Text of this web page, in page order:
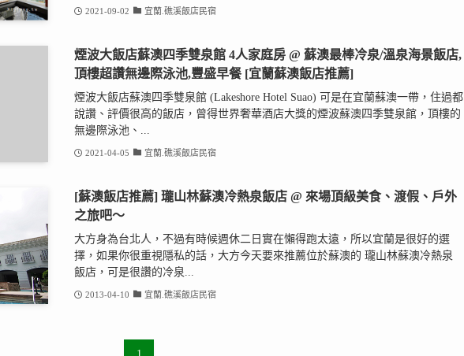
2021-09-02 宜蘭.礁溪飯店民宿
煙波大飯店蘇澳四季雙泉館 4人家庭房 @ 蘇澳最棒冷泉/溫泉海景飯店,
頂樓超讚無邊際泳池,豐盛早餐 [宜蘭蘇澳飯店推薦]
煙波大飯店蘇澳四季雙泉館 (Lakeshore Hotel Suao) 可是在宜蘭蘇澳一帶，住過都
說讚、評價很高的飯店，曾得世界奢華酒店大獎的煙波蘇澳四季雙泉館，頂樓的
無邊際泳池、...
2021-04-05 宜蘭.礁溪飯店民宿
[蘇澳飯店推薦] 瓏山林蘇澳冷熱泉飯店 @ 來場頂級美食、渡假、戶外
之旅吧～
大方身為台北人，不過有時候週休二日實在懶得跑太遠，所以宜蘭是很好的選
擇，如果你很重視隱私的話，大方今天要來推薦位於蘇澳的 瓏山林蘇澳冷熱泉
飯店，可是很讚的冷泉...
2013-04-10 宜蘭.礁溪飯店民宿